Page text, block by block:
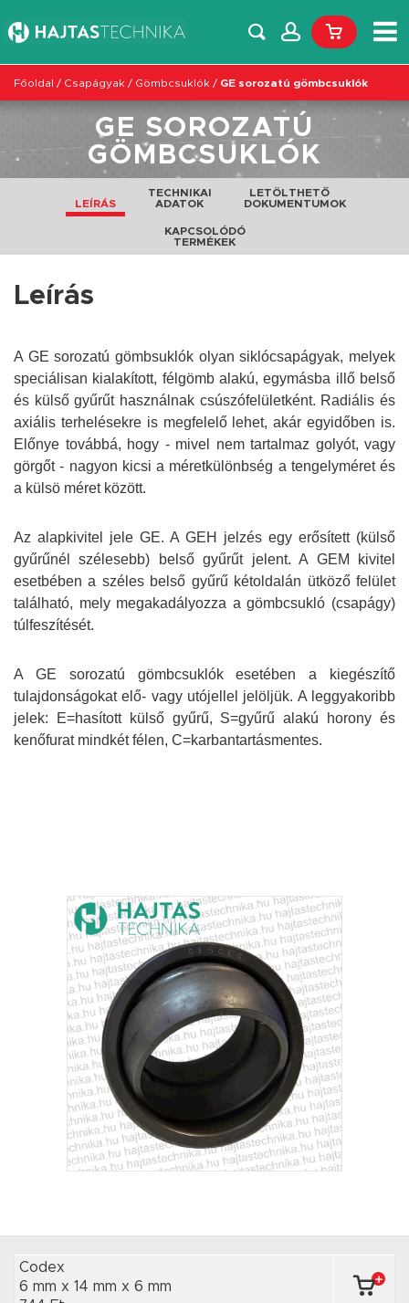
Főoldal / Csapágyak / Gömbcsuklók / GE sorozatú gömbcsuklók
GE SOROZATÚ
GÖMBCSUKLÓK
LEÍRÁS
TECHNIKAI
ADATOK
LETÖLTHETŐ
DOKUMENTUMOK
KAPCSOLÓDÓ
TERMÉKEK
Leírás
A GE sorozatú gömbsuklók olyan siklócsapágyak, melyek
speciálisan kialakított, félgömb alakú, egymásba illő belső
és külső gyűrűt használnak csúszófelületként. Radiális és
axiális terhelésekre is megfelelő lehet, akár egyidőben is.
Előnye továbbá, hogy - mivel nem tartalmaz golyót, vagy
görgőt - nagyon kicsi a méretkülönbség a tengelyméret és
a külsö méret között.
Az alapkivitel jele GE. A GEH jelzés egy erősített (külső
gyűrűnél szélesebb) belső gyűrűt jelent. A GEM kivitel
esetbében a széles belső gyűrű kétoldalán ütköző felület
található, mely megakadályozza a gömbcsukló (csapágy)
túlfeszítését.
A GE sorozatú gömbcsuklók esetében a kiegészítő
tulajdonságokat elő- vagy utójellel jelöljük. A leggyakoribb
jelek: E=hasított külső gyűrű, S=gyűrű alakú horony és
kenőfurat mindkét félen, C=karbantartásmentes.
Codex
6 mm x 14 mm x 6 mm